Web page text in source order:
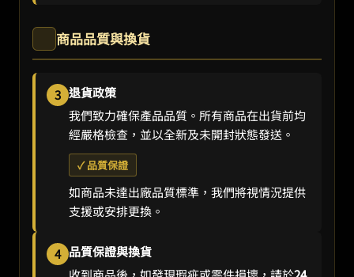
商品品質與換貨
3 退貨政策
我們致力確保產品品質。所有商品在出貨前均
經嚴格檢查，並以全新及未開封狀態發送。
✓ 品質保證
如商品未達出廠品質標準，我們將視情況提供
支援或安排更換。
4 品質保證與換貨